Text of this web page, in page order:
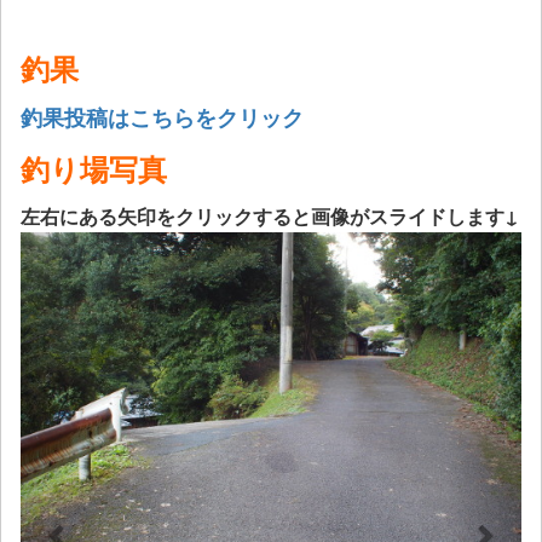
釣果
釣果投稿はこちらをクリック
釣り場写真
左右にある矢印をクリックすると画像がスライドします↓
Previous Next